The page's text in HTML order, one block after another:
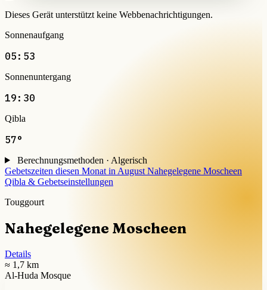
Dieses Gerät unterstützt keine Webbenachrichtigungen.
Sonnenaufgang
05:53
Sonnenuntergang
19:30
Qibla
57°
Berechnungsmethoden · Algerisch
Gebetszeiten diesen Monat in August Nahegelegene Moscheen
Qibla & Gebetseinstellungen
Touggourt
Nahegelegene Moscheen
Details
≈ 1,7 km
Al-Huda Mosque